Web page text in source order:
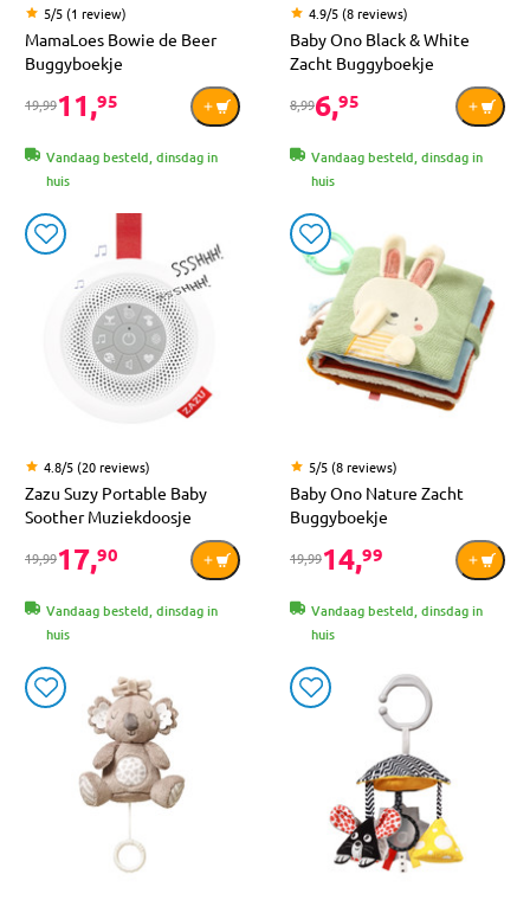
5/5 (1 review)
MamaLoes Bowie de Beer
Buggyboekje
19,9911,95
Vandaag besteld, dinsdag in
huis
4.9/5 (8 reviews)
Baby Ono Black & White
Zacht Buggyboekje
8,996,95
Vandaag besteld, dinsdag in
huis
4.8/5 (20 reviews)
Zazu Suzy Portable Baby
Soother Muziekdoosje
19,9917,90
Vandaag besteld, dinsdag in
huis
5/5 (8 reviews)
Baby Ono Nature Zacht
Buggyboekje
19,9914,99
Vandaag besteld, dinsdag in
huis